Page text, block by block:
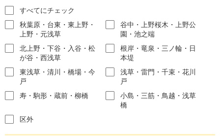
すべてにチェック
秋葉原・台東・東上野・
上野・元浅草
谷中・上野桜木・上野公
園・池之端
北上野・下谷・入谷・松
が谷・西浅草
根岸・竜泉・三ノ輪・日
本堤
東浅草・清川・橋場・今
戸
浅草・雷門・千束・花川
戸
寿・駒形・蔵前・柳橋
小島・三筋・鳥越・浅草
橋
区外